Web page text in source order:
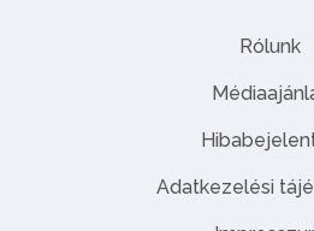
Rólunk
Adatkezelési